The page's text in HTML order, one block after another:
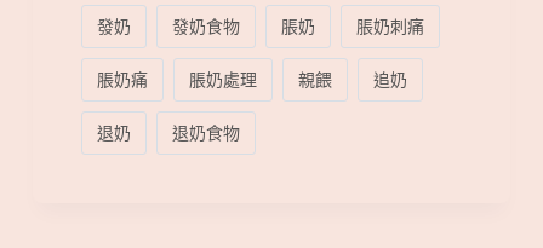
發奶
發奶食物 脹奶
脹奶刺痛
脹奶痛
脹奶處理 親餵
追奶
退奶
退奶食物